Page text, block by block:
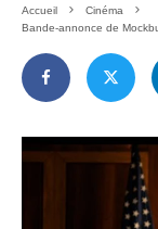
Accueil
Cinéma
Bande-annonce de